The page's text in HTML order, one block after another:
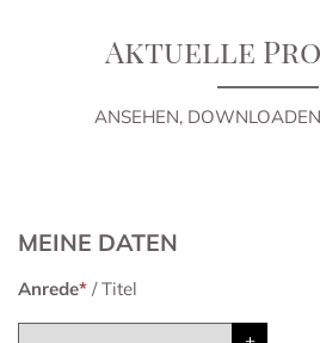
Aktuelle
ANSEHEN,
MEINE DATEN
Anrede* /Titel